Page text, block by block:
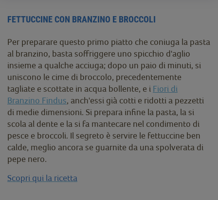
FETTUCCINE CON BRANZINO E BROCCOLI
Per preparare questo primo piatto che coniuga la pasta
al branzino, basta soffriggere uno spicchio d'aglio
insieme a qualche acciuga; dopo un paio di minuti, si
uniscono le cime di broccolo, precedentemente
tagliate e scottate in acqua bollente, e i Fiori di
Branzino Findus, anch'essi già cotti e ridotti a pezzetti
di medie dimensioni. Si prepara infine la pasta, la si
scola al dente e la si fa mantecare nel condimento di
pesce e broccoli. Il segreto è servire le fettuccine ben
calde, meglio ancora se guarnite da una spolverata di
pepe nero.
Scopri qui la ricetta